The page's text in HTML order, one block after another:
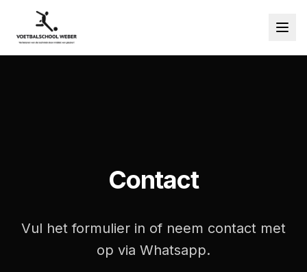
Contact
Vul het formulier in of neem contact met
op via Whatsapp.